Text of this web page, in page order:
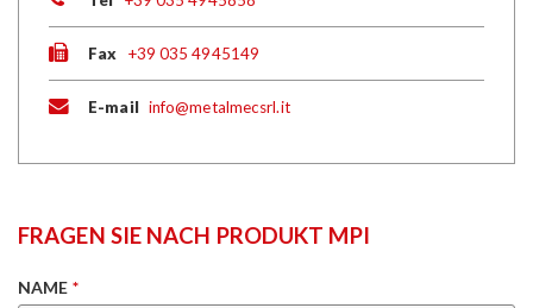
Fax +39 035 4945149
E-mail info@metalmecsrl.it
FRAGEN SIE NACH PRODUKT MPI
NAME *